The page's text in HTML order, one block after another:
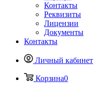
Контакты
Реквизиты
Лицензии
Документы
Контакты
Личный кабинет
Корзина0